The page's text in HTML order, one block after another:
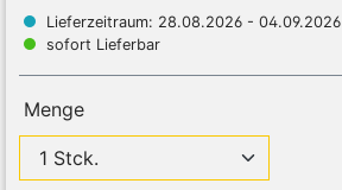
Lieferzeitraum: 28.08.2026 - 04.09.2026
sofort Lieferbar
Menge